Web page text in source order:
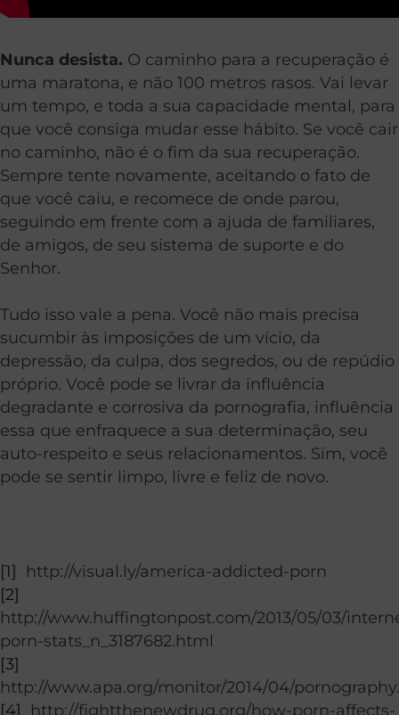
Nunca desista. O caminho para a recuperação é
uma maratona, e não 100 metros rasos. Vai levar
um tempo, e toda a sua capacidade mental, para
que você consiga mudar esse hábito. Se você cair
no caminho, não é o fim da sua recuperação.
Sempre tente novamente, aceitando o fato de
que você caiu, e recomece de onde parou,
seguindo em frente com a ajuda de familiares,
de amigos, de seu sistema de suporte e do
Senhor.
Tudo isso vale a pena. Você não mais precisa
sucumbir às imposições de um vício, da
depressão, da culpa, dos segredos, ou de repúdio
próprio. Você pode se livrar da influência
degradante e corrosiva da pornografia, influência
essa que enfraquece a sua determinação, seu
auto-respeito e seus relacionamentos. Sim, você
pode se sentir limpo, livre e feliz de novo.
[1]
http://visual.ly/america-addicted-porn
[2]
http://www.huffingtonpost.com/2013/05/03/
porn-stats_n_3187682.html
[3]
http://www.apa.org/monitor/2014/04/
[4]
http://fightthenewdrug.org/how-porn-affects-